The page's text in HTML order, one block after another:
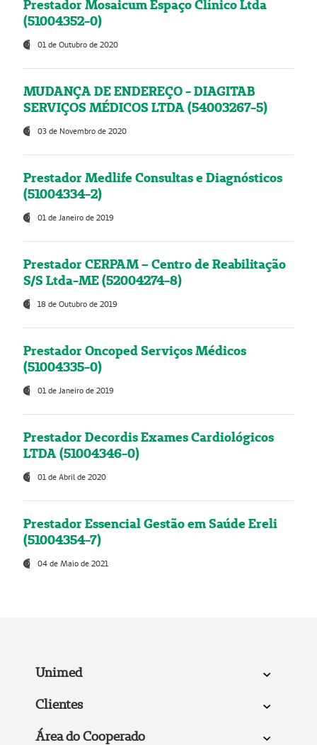
Prestador Mosaicum Espaço Clínico Ltda
(51004352-0)
01 de Outubro de 2020
MUDANÇA DE ENDEREÇO - DIAGITAB
SERVIÇOS MÉDICOS LTDA (54003267-5)
03 de Novembro de 2020
Prestador Medlife Consultas e Diagnósticos
(51004334-2)
01 de Janeiro de 2019
Prestador CERPAM – Centro de Reabilitação
S/S Ltda-ME (52004274-8)
18 de Outubro de 2019
Prestador Oncoped Serviços Médicos
(51004335-0)
01 de Janeiro de 2019
Prestador Decordis Exames Cardiológicos
LTDA (51004346-0)
01 de Abril de 2020
Prestador Essencial Gestão em Saúde Ereli
(51004354-7)
04 de Maio de 2021
Unimed
Clientes
Área do Cooperado